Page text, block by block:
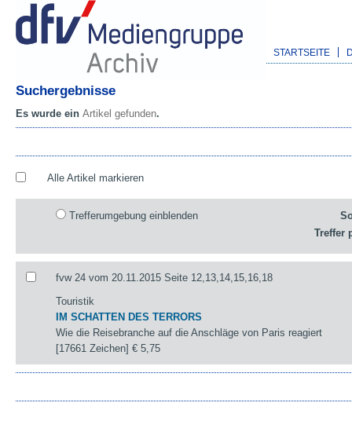
STARTSEITE
Suchergebnisse
Es wurde ein Artikel gefunden.
Alle Artikel markieren
Trefferumgebung einblenden
Treffer
fvw 24 vom 20.11.2015 Seite 12,13,14,15,16,18
Touristik
IM SCHATTEN DES TERRORS
Wie die Reisebranche auf die Anschläge von Paris reagiert
[17661 Zeichen]€ 5,75